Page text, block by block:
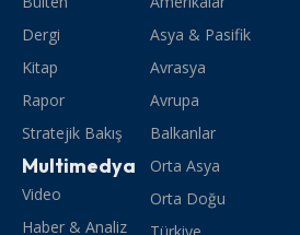
Dergi
Kitap
Rapor
Stratejik Bakış
Multimedya
Video
Haber & Analiz
Asya & Pasifik
Avrasya
Avrupa
Balkanlar
Orta Asya
Orta Doğu